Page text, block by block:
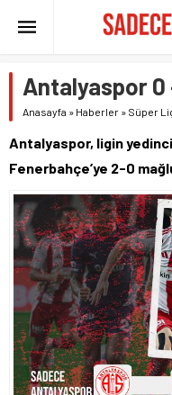
Antalyaspor 0
Anasayfa » Haberler » Süper
Antalyaspor, ligin
Fenerbahçe’ye 2-0